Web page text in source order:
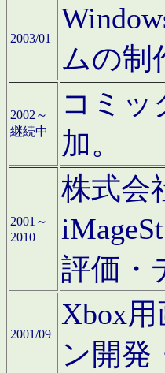
2003/01
ムの制
2002～
継続中
コミッ
加。
2001～
2010
株式会
評価・
2001/09
Xbox
ン開発